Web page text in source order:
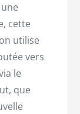
cette
utilise
vers
le
que